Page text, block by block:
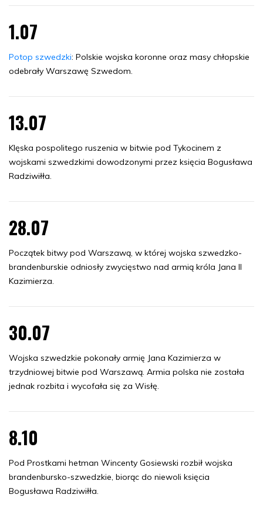
1.07
Potop szwedzki: Polskie wojska koronne oraz masy chłopskie
odebrały Warszawę Szwedom.
13.07
Klęska pospolitego ruszenia w bitwie pod Tykocinem z
wojskami szwedzkimi dowodzonymi przez księcia Bogusława
Radziwiłła.
28.07
Początek bitwy pod Warszawą, w której wojska szwedzko-
brandenburskie odniosły zwycięstwo nad armią króla Jana II
Kazimierza.
30.07
Wojska szwedzkie pokonały armię Jana Kazimierza w
trzydniowej bitwie pod Warszawą. Armia polska nie została
jednak rozbita i wycofała się za Wisłę.
8.10
Pod Prostkami hetman Wincenty Gosiewski rozbił wojska
brandenbursko-szwedzkie, biorąc do niewoli księcia
Bogusława Radziwiłła.